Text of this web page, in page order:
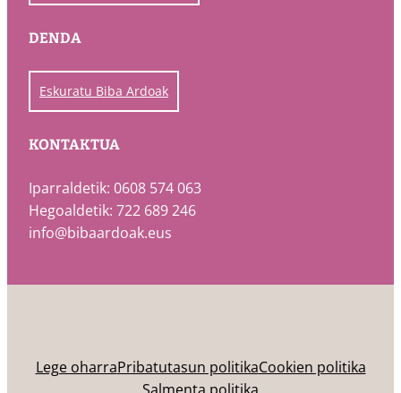
DENDA
Eskuratu Biba Ardoak
KONTAKTUA
Iparraldetik: 0608 574 063
Hegoaldetik: 722 689 246
info@bibaardoak.eus
Lege oharraPribatutasun politikaCookien politika